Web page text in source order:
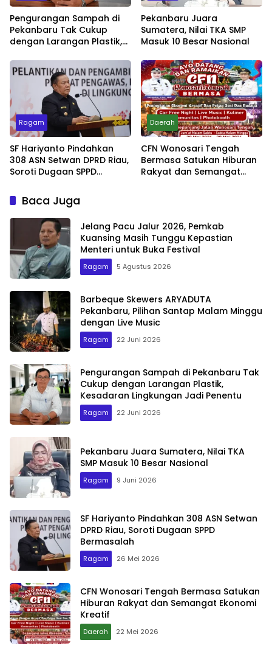
Pengurangan Sampah di
Pekanbaru Tak Cukup
dengan Larangan Plastik,
Jadi Penentu
Pekanbaru Juara
Sumatera, Nilai TKA SMP
Masuk 10 Besar Nasional
Ragam
SF Hariyanto Pindahkan
308 ASN Setwan DPRD Riau,
Soroti Dugaan SPPD
Daerah
CFN Wonosari Tengah
Bermasa Satukan Hiburan
Rakyat dan Semangat
Baca Juga
Jelang Pacu Jalur 2026, Pemkab
Kuansing Masih Tunggu Kepastian
Menteri untuk Buka Festival
Ragam 5 Agustus 2026
Barbeque Skewers ARYADUTA
Pekanbaru, Pilihan Santap Malam Minggu
dengan Live Music
Ragam 22 Juni 2026
Pengurangan Sampah di Pekanbaru Tak
Cukup dengan Larangan Plastik,
Kesadaran Lingkungan Jadi Penentu
Ragam 22 Juni 2026
Pekanbaru Juara Sumatera, Nilai TKA
SMP Masuk 10 Besar Nasional
Ragam 9 Juni 2026
SF Hariyanto Pindahkan 308 ASN Setwan
DPRD Riau, Soroti Dugaan SPPD
Bermasalah
Ragam 26 Mei 2026
CFN Wonosari Tengah Bermasa Satukan
Hiburan Rakyat dan Semangat Ekonomi
Kreatif
Daerah 22 Mei 2026